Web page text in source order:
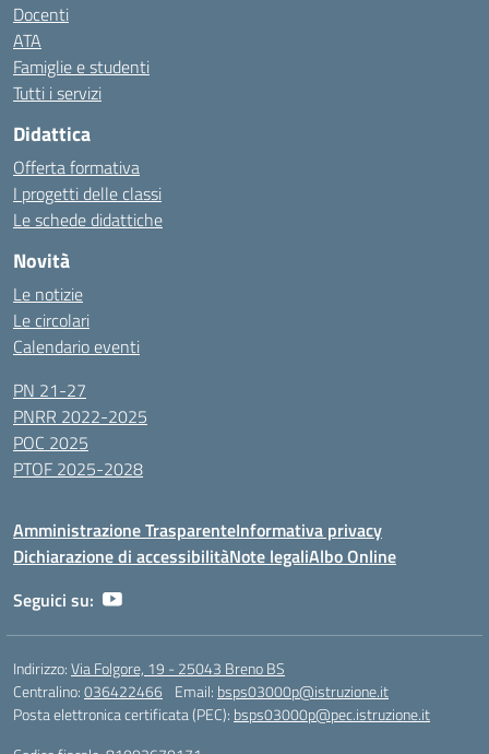
Docenti
ATA
Famiglie e studenti
Tutti i servizi
Didattica
Offerta formativa
I progetti delle classi
Le schede didattiche
Novità
Le notizie
Le circolari
Calendario eventi
PN 21-27
PNRR 2022-2025
POC 2025
PTOF 2025-2028
Amministrazione TrasparenteInformativa privacy
Dichiarazione di accessibilitàNote legaliAlbo Online
Seguici su:
Indirizzo:Via Folgore, 19 - 25043 Breno BS
Centralino:036422466 Email: bsps03000p@istruzione.it
Posta elettronica certificata (PEC): bsps03000p@pec.istruzione.it